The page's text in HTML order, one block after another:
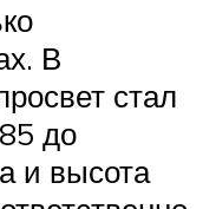
В
стал
до
и высота